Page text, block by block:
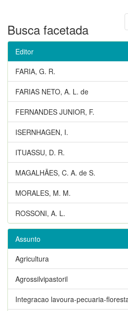
Busca facetada
Editor
FARIA, G. R.
FARIAS NETO, A. L. de
FERNANDES JUNIOR, F.
ISERNHAGEN, I.
ITUASSU, D. R.
MAGALHÃES, C. A. de S.
MORALES, M. M.
ROSSONI, A. L.
Assunto
Agricultura
Agrossilvipastoril
Integracao lavoura-pecuaria-